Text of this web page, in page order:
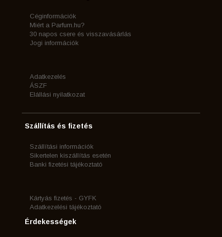
Céginformációk
Miért a Parfum.hu?
30 napos csere és visszavásárlás
Jogi információk
Adatkezelés
ÁSZF
Elállási nyilatkozat
Szállítás és fizetés
Szállítási információk
Sikertelen kiszállítás esetén
Banki fizetési tájékoztató
Kártyás fizetés - GYFK
Adatkezelési tájékoztató
Érdekességek